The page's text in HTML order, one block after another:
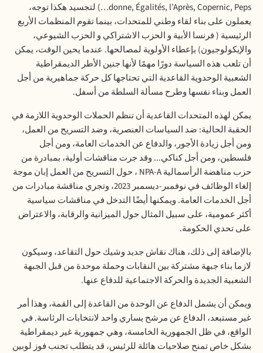
donne, Égalités, l’Après, Copernic, Peps…)
لتجسيد هكذا توجه،
يعملون على بناء لقاء وطني للمتحدات، بينما تقوم المنظمات الأربع
الرئيسية ( فرنسا الأبية و الحزب الاشتراكي و الحزب الشيوعي،
والإيكولوجيون) بإعطاء الأولوية لمصالحها. عندما يحين الوقت، يمكن
أن تلعب هذه السياسة دورًا مهمًا لأنها جنين الأطر الديمقراطية
الشعبية الوحدوية القاعدية التي تحتاجها كل حركة جماهيرية من أجل
العمل وبناء نفسها وطرح مسألة السلطة من أسفل.
يمكن لهذه المتحدات القاعدية أن تنظم الحملات الوحدوية اللازمة في
الحقبة الحالية: ضد السياسات العنصرية، وضد التسريح من العمل،
ومن أجل زيادة الأجور، والدفاع عن الخدمات العامة، ومن أجل
فلسطين، ومن أجل كناكي... وقد جرت مناقشات أولية، بمبادرة من
حزب مناهضة الرأسماليةNPA-A ، حول التسريح من العمل إبان موجة
إلغاء الوظائف في نوفمبر-ديسمبر 2023، وتجري مناقشة مبادرات من
أجل الخدمات العامة. ويمكنها أيضًا التدخل في مناقشات سياسية
أكثر عمومية، على سبيل المثال حول الميزانية والرقابة، والاعتراض
على تحدي الحكومة.
بالإضافة إلى ذلك، هناك نقاش جديد وشيك حول التقاعد، وسيكون
لازما بناء جبهة مشتركة بين النقابات وحملة موحدة من قبل الجبهة
الشعبية الجديدة والحركة الاجتماعية للدفاع عنها.
ويمكن أن يشمل الدفاع عن الوحدة من القاعدة إلى القمة، وهذا أمر
غير مستبعد، الدفاع عن مرشح يساري واحد لانتخابات الرئاسة. في
الواقع، في ظل الجمهورية الخامسة، وهي جمهورية غير ديمقراطية
بشكل خاص تمنح صلاحيات هائلة للرئيس، قد يتطلب تجنب فوز لوبين